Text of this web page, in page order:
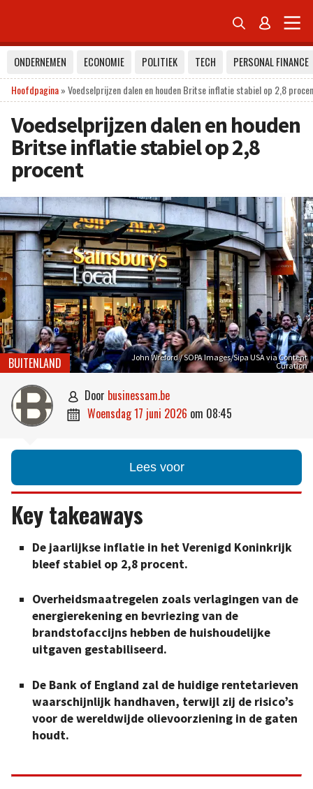
 
ONDERNEMEN ECONOMIE POLITIEK TECH
PERSONAL FINANCE
Hoofdpagina»Voedselprijzen dalen en houden Britse inflatie stabiel op 2,8
Voedselprijzen dalen en houden
Britse inflatie stabiel op 2,8
procent
John Wreford / SOPA Images/Sipa USA via Content
Curation
BUITENLAND
 door businessam.be
 woensdag 17 juni 2026 om 08:45
Lees voor
Key takeaways
De jaarlijkse inflatie in het Verenigd Koninkrijk
bleef stabiel op 2,8 procent.
Overheidsmaatregelen zoals verlagingen van de
energierekening en bevriezing van de
brandstofaccijns hebben de huishoudelijke
uitgaven gestabiliseerd.
De Bank of England zal de huidige rentetarieven
waarschijnlijk handhaven, terwijl zij de risico’s
voor de wereldwijde olievoorziening in de gaten
houdt.